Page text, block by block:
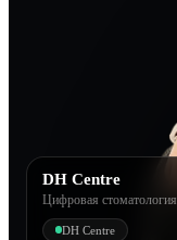
DH Centre
Цифровая стоматология
DH Centre